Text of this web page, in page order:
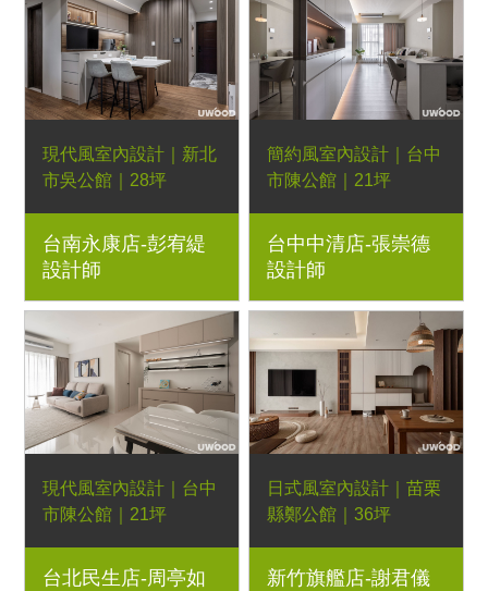
現代風室內設計｜新北
市吳公館｜28坪
4房2廳｜優渥系統櫃、
Orderfloor超耐磨木地
板、木作格柵隱藏門、
弧形木作、LED燈條
台南永康店-彭宥緹
設計師
簡約風室內設計｜台中
市陳公館｜21坪
3房2廳｜優渥系統櫃、
LED燈條、灰鏡
台中中清店-張崇德
設計師
現代風室內設計｜台中
市陳公館｜21坪
3房2廳｜優渥系統櫃、
鋁方管、LED燈帶
台北民生店-周亭如
日式風室內設計｜苗栗
縣鄭公館｜36坪
4房2廳｜優渥系統櫃、
Orderfloor超耐磨木地
新竹旗艦店-謝君儀